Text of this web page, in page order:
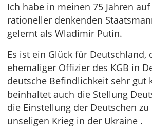
Ich habe in meinen 75 Jahren
rationeller denkenden
gelernt als Wladimir Putin.
Es ist ein Glück für Deutschland,
ehemaliger Offizier des KGB in
deutsche Befindlichkeit sehr gut
beinhaltet auch die Stellung
die Einstellung der Deutschen zu
unseligen Krieg in der Ukraine .